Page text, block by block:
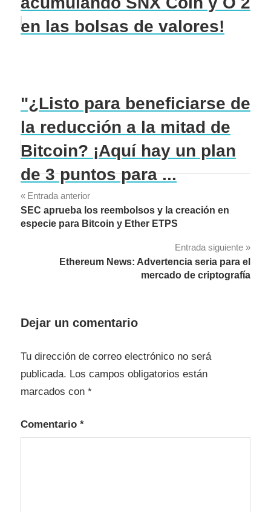
en las bolsas de valores!
"¿Listo para beneficiarse de
la reducción a la mitad de
Bitcoin? ¡Aquí hay un plan
de 3 puntos para ...
Navegación
de
Entrada anterior
SEC aprueba los reembolsos y la creación en
especie para Bitcoin y Ether ETPS
Entrada siguiente
Ethereum News: Advertencia seria para el
mercado de criptografía
Dejar un comentario
Tu dirección de correo electrónico no será
publicada. Los campos obligatorios están
marcados con *
Comentario *